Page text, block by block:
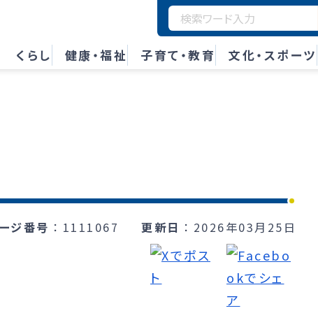
くらし 健康・福祉 子育て・教育 文化・スポーツ
ジ番号 1111067 更新日 2026年03月25日